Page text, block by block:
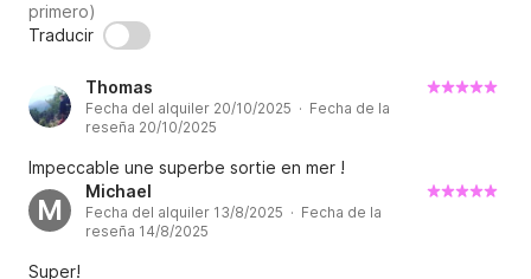
primero)
Traducir
Thomas
Fecha del alquiler 20/10/2025 · Fecha de la
reseña 20/10/2025
Impeccable une superbe sortie en mer !
M
Michael
Fecha del alquiler 13/8/2025 · Fecha de la
reseña 14/8/2025
Super!